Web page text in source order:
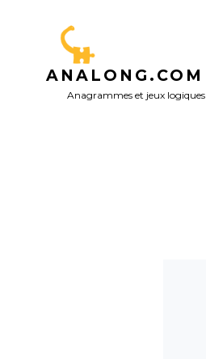
ANALONG.COM
Anagrammes et jeux logiques